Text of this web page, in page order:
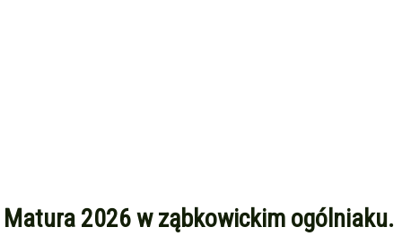
Matura 2026 w ząbkowickim ogólniaku.